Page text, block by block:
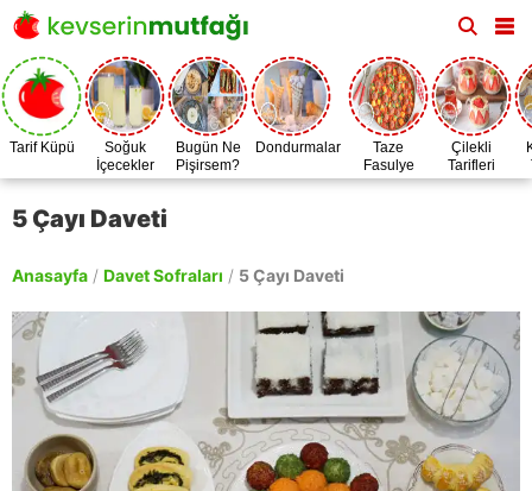
Tarif Küpü
Soğuk
İçecekler
Bugün Ne
Pişirsem?
Dondurmalar
Taze
Fasulye
Zamanı
Çilekli
Tarifleri
5 Çayı Daveti
Anasayfa / Davet Sofraları / 5 Çayı Daveti